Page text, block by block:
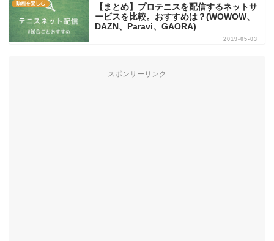
動画を楽しむ
【まとめ】プロテニスを配信するネットサ
ービスを比較。おすすめは？(WOWOW、
DAZN、Paravi、GAORA)
2019-05-03
スポンサーリンク